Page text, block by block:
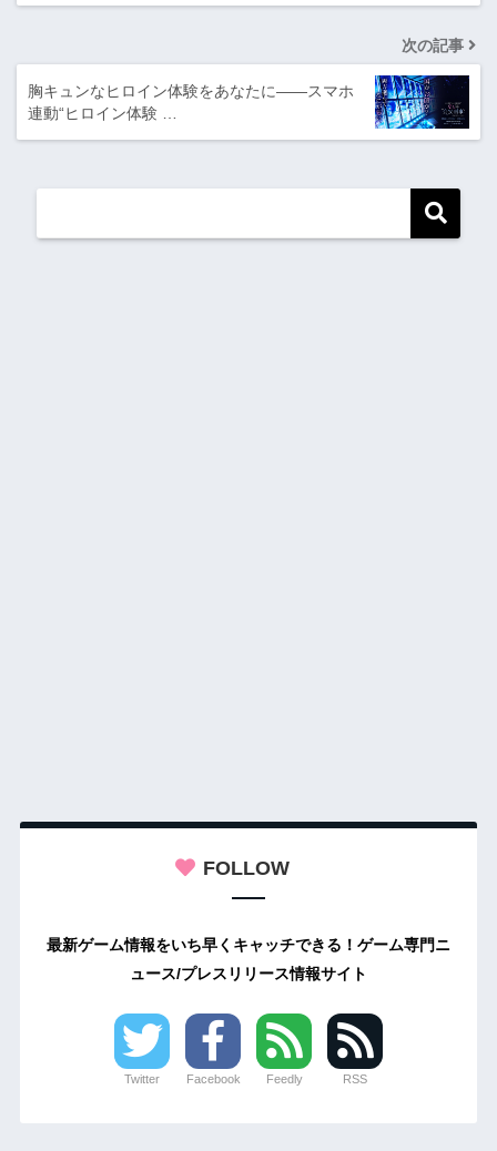
次の記事
胸キュンなヒロイン体験をあなたに――スマホ
連動“ヒロイン体験 …
FOLLOW
最新ゲーム情報をいち早くキャッチできる！ゲーム専門ニ
ュース/プレスリリース情報サイト
Twitter Facebook Feedly RSS